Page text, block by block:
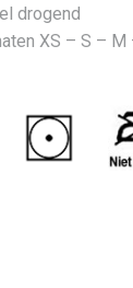
drogend
XS – S –